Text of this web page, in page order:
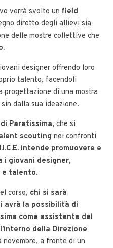
verrà svolto un field
diretto degli allievi sia
delle mostre collettive che
designer offrendo loro
talento, facendoli
di una mostra
dalla sua ideazione.
Paratissima, che si
scouting nei confronti
intende promuovere e
i giovani designer,
e talento.
corso, chi si sarà
la possibilità di
come assistente del
della Direzione
novembre, a fronte di un